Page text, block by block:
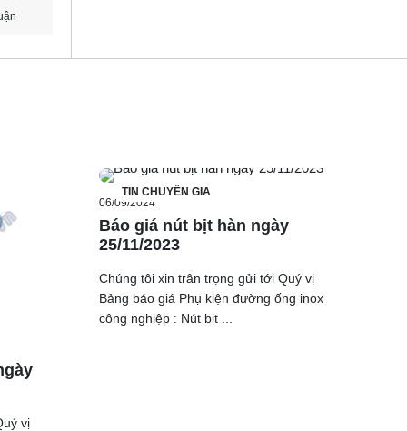
vị
TIN CHUYÊN GIA
06/09/2024
Báo giá nút bịt hàn ngày
25/11/2023
Chúng tôi xin trân trọng gửi tới Quý vị
Bảng báo giá Phụ kiện đường ống inox
công nghiệp : Nút bịt ...